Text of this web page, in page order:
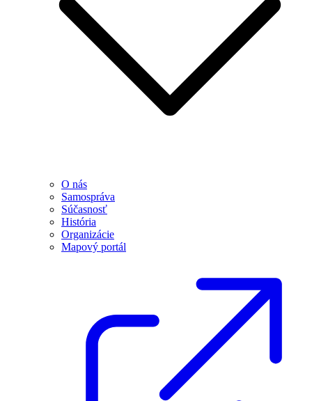
O nás
Samospráva
Súčasnosť
História
Organizácie
Mapový portál